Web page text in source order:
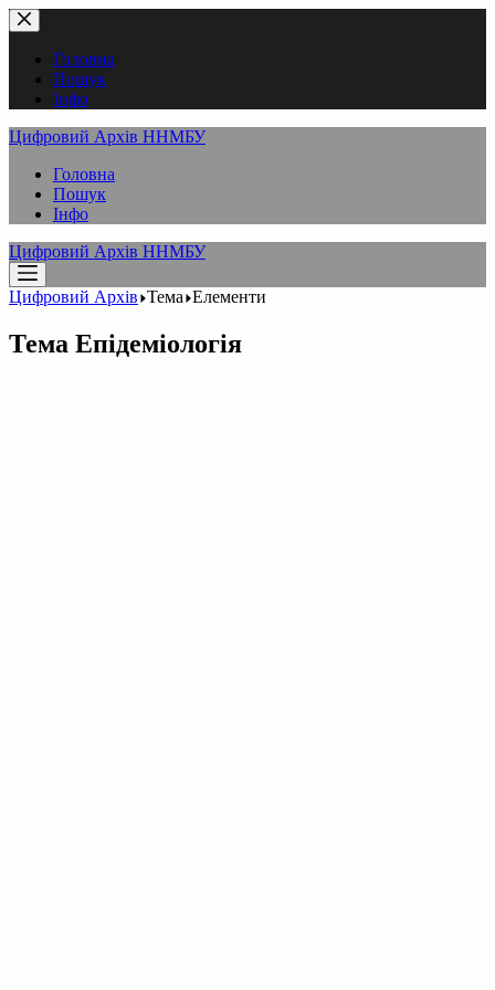
Перейти
до
вмістуГоловна
Пошук
Інфо
Цифровий Архів ННМБУ
Головна
Пошук
Інфо
Цифровий Архів ННМБУ
Цифровий Архів Тема Елементи
Тема Епідеміологія